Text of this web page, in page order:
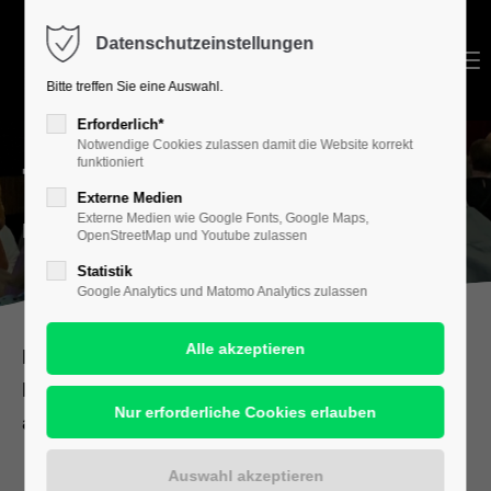
Login
Passwort
Register|Lost your password?
Support
Lorem ipsum dolor sit amet:
TERMINE
IM ÜBERBLICK
Die Übersicht über die Termine beim Halleschen
Kunstverein wird ständig erweitert und
aktualisiert:
Datenschutzeinstellungen
Bitte treffen Sie eine Auswahl.
Erforderlich*
Notwendige Cookies zulassen damit die Website korrekt
funktioniert
Externe Medien
Externe Medien wie Google Fonts, Google Maps,
OpenStreetMap und Youtube zulassen
Statistik
Google Analytics und Matomo Analytics zulassen